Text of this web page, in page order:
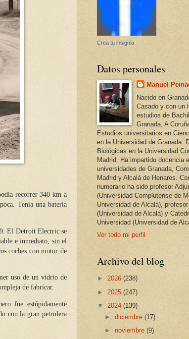
recorrer 340 km a
Tenía una batería
El Detroit Electric se
e inmediato, sin el
coches con motor de
uso de un vidrio de
de fabricar.
fue estúpidamente
con la gran petrolera
Crea tu insignia
Datos personales
Manuel
Nacido en
Casado y con un
estudios de
Granada, A
Estudios universitarios en
en la Universidad de Granada.
Biológicas en la Universidad
Madrid. Ha impartido docencia
universidades de Granada,
Madrid y Alcalá de Henares.
numerario ha sido profesor
(Universidad Complutense de
Universidad de Alcalá),
(Universidad de Alcalá) y
Universidad (Universidad de
Ver todo mi perfil
Archivo del blog
► 2026 (238)
► 2025 (247)
▼ 2024 (139)
►diciembre(17)
►noviembre(9)